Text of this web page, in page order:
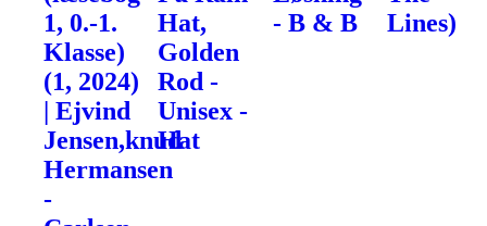
1, 0.-1.
Klasse)
(1, 2024)
| Ejvind
Jensen,knud
Hermansen
-
Hat,
Golden
Rod -
Unisex -
Hat
- B & B
Lines)